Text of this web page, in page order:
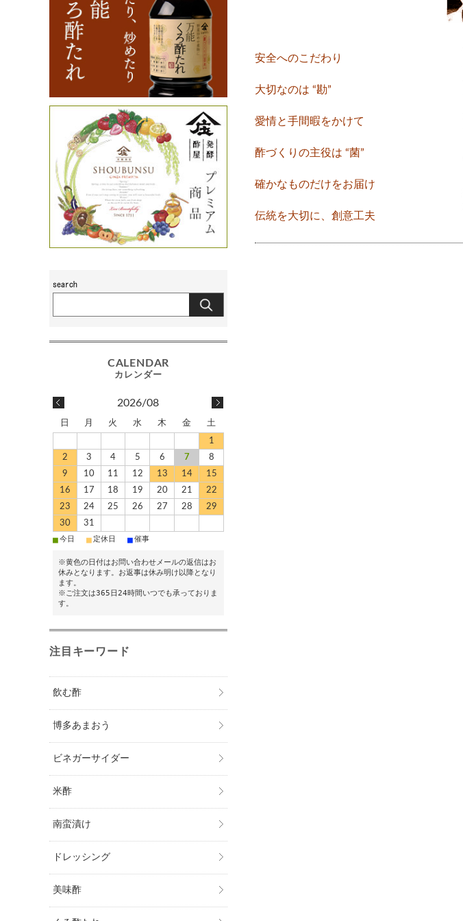
安全へのこだわり
大切なのは “勘”
愛情と手間暇をかけて
酢づくりの主役は “菌”
確かなものだけをお届け
伝統を大切に、創意工夫
2026/08
日 月 火 水 木 金 土
1
2
3 4 5 6 7
8
9
10 11 12 13 14
15
16
17 18 19 20 21
22
23
24 25 26 27 28
29
30
31
■今日 ■ 定休日 ■催事
※黄色の日付はお問い合わせメールの返信はお
休みとなります。お返事は休み明け以降となり
ます。
※ご注文は365日24時間いつでも承っておりま
す。
注目キーワード
飲む酢
博多あまおう
ビネガーサイダー
米酢
南蛮漬け
ドレッシング
美味酢